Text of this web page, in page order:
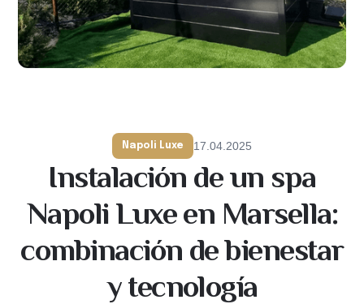
Napoli Luxe 17.04.2025
Instalación de un spa
Napoli Luxe en Marsella:
combinación de bienestar
y tecnología